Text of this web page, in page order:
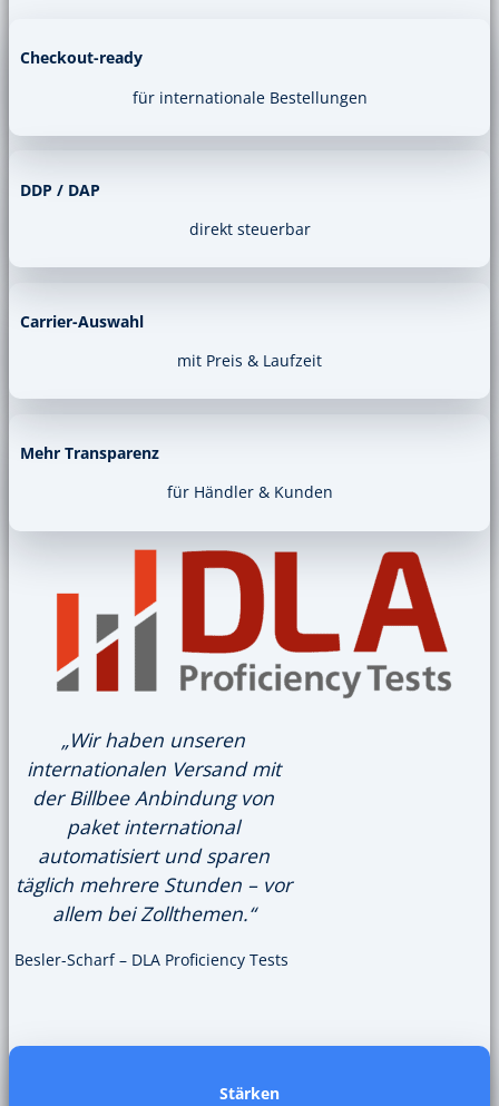
Checkout-ready
für internationale Bestellungen
DDP / DAP
direkt steuerbar
Carrier-Auswahl
mit Preis & Laufzeit
Mehr Transparenz
für Händler & Kunden
„Wir haben unseren
internationalen Versand mit
der Billbee Anbindung von
paket international
automatisiert und sparen
täglich mehrere Stunden – vor
allem bei Zollthemen.“
Besler-Scharf – DLA Proficiency Tests
Stärken